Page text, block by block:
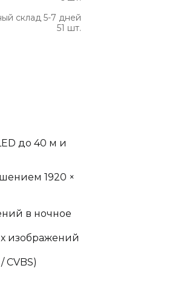
склад 5-7 дней
51 шт.
до 40 м и
1920 ×
в ночное
изображений
CVBS)